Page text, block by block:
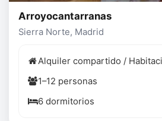
Arroyocantarranas
Sierra Norte, Madrid
Alquiler compartido /
1–12 personas
6 dormitorios